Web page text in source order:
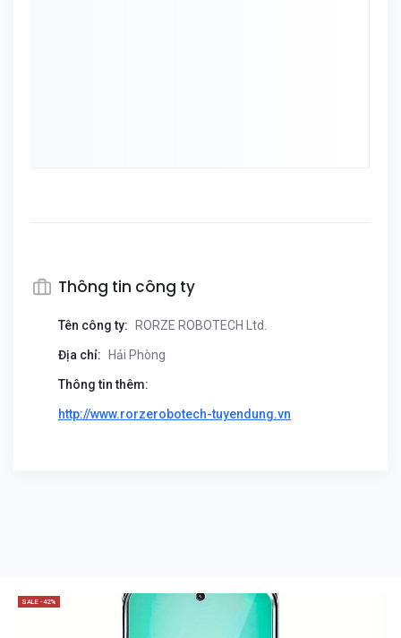
Thông tin công ty
Tên công ty: RORZE ROBOTECH Ltd.
Địa chỉ: Hải Phòng
Thông tin thêm:
http://www.rorzerobotech-tuyendung.vn
SALE -42%